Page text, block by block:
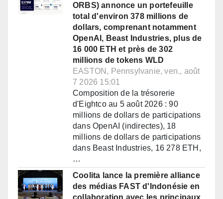
ORBS) annonce un portefeuille
total d'environ 378 millions de
dollars, comprenant notamment
OpenAI, Beast Industries, plus de
16 000 ETH et près de 302
millions de tokens WLD
EASTON, Pennsylvanie, ven., août
7 2026 15:01
Composition de la trésorerie
d'Eightco au 5 août 2026 : 90
millions de dollars de participations
dans OpenAI (indirectes), 18
millions de dollars de participations
dans Beast Industries, 16 278 ETH,
…
Coolita lance la première alliance
des médias FAST d'Indonésie en